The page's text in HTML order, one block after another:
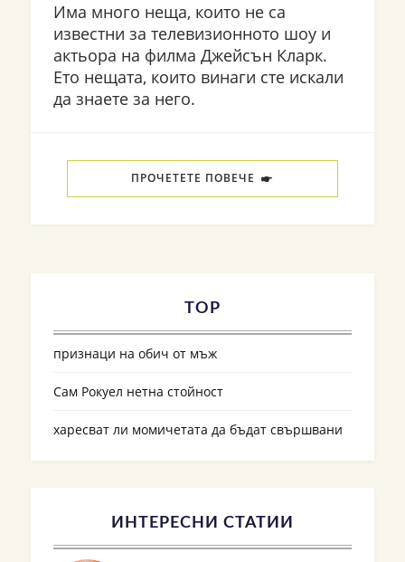
Има много неща, които не са
известни за телевизионното шоу и
актьора на филма Джейсън Кларк.
Ето нещата, които винаги сте искали
да знаете за него.
ПРОЧЕТЕТЕ ПОВЕЧЕ
TOP
признаци на обич от мъж
Сам Рокуел нетна стойност
харесват ли момичетата да бъдат свършвани
ИНТЕРЕСНИ СТАТИИ